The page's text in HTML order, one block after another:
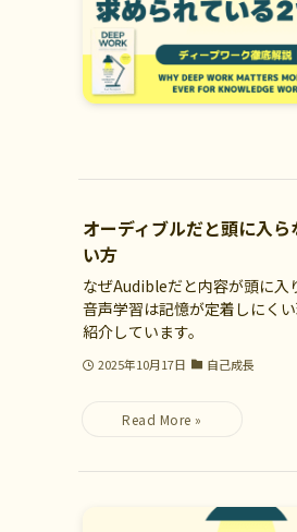
オーディブルだと頭に入
い方
なぜAudibleだと内容が頭に入
音声学習は記憶が定着しにく
紹介しています。
2025年10月17日 自己成長